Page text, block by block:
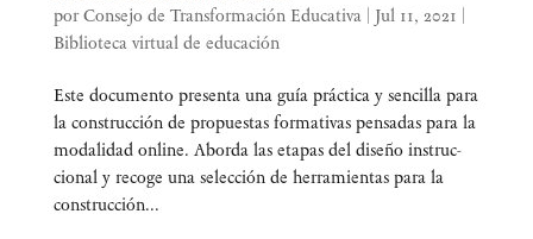
porConsejo de Transformación Educativa| Jul 11, 2021
Biblioteca virtual de educación
Este docu­men­to pre­sen­ta una guía prác­ti­ca y sen­ci­lla para
la cons­truc­ción de pro­pues­tas for­ma­ti­vas pen­sa­das para la
moda­li­dad onli­ne. Abor­da las eta­pas del dise­ño ins­truc­
cio­nal y reco­ge una selec­ción de herra­mien­tas para la
cons­truc­ción...